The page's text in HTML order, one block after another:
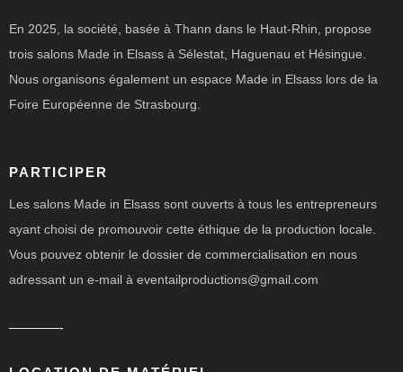
En 2025, la société, basée à Thann dans le Haut-Rhin, propose
trois salons Made in Elsass à Sélestat, Haguenau et Hésingue.
Nous organisons également un espace Made in Elsass lors de la
Foire Européenne de Strasbourg.
PARTICIPER
Les salons Made in Elsass sont ouverts à tous les entrepreneurs
ayant choisi de promouvoir cette éthique de la production locale.
Vous pouvez obtenir le dossier de commercialisation en nous
adressant un e-mail à eventailproductions@gmail.com
————-